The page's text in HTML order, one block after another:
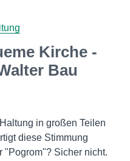
Kirche -
Bau
in großen Teilen
diese Stimmung
"Pogrom"? Sicher nicht.